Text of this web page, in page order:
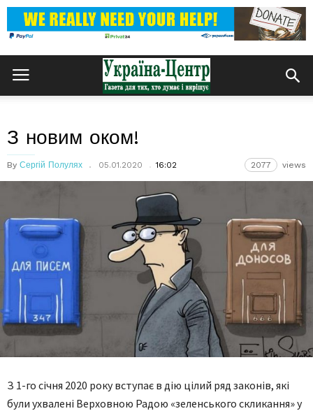
З новим оком!
By Сергій Полулях 05.01.2020 16:02 2077 views
З 1-го січня 2020 року вступає в дію цілий ряд законів, які
були ухвалені Верховною Радою «зеленського скликання» у